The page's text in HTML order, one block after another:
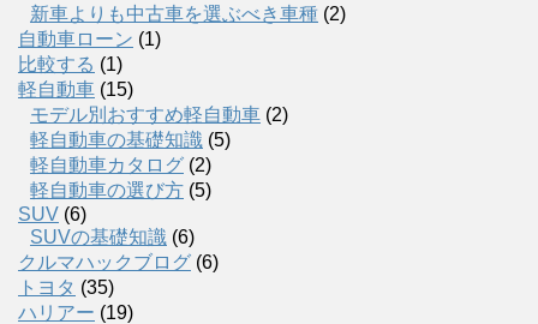
新車よりも中古車を選ぶべき車種 (2)
自動車ローン (1)
比較する (1)
軽自動車 (15)
モデル別おすすめ軽自動車 (2)
軽自動車の基礎知識 (5)
軽自動車カタログ (2)
軽自動車の選び方 (5)
SUV (6)
SUVの基礎知識 (6)
クルマハックブログ (6)
トヨタ (35)
ハリアー (19)